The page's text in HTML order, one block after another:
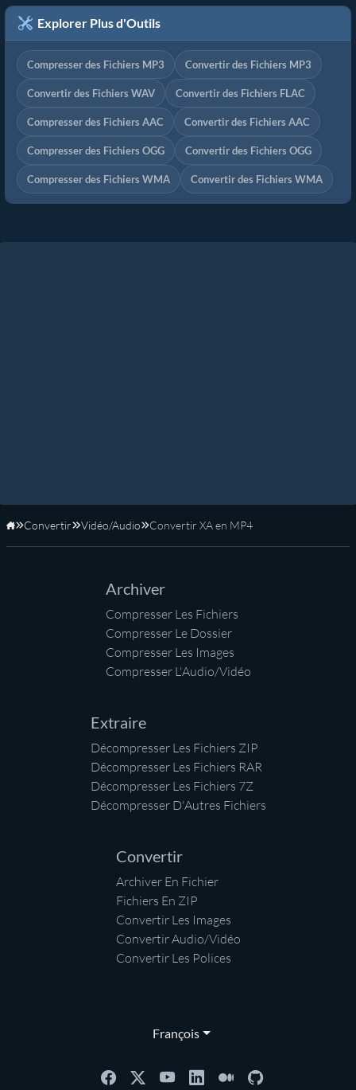
Explorer Plus d'Outils
Compresser des Fichiers MP3 Convertir des Fichiers MP3
Convertir des Fichiers WAV Convertir des Fichiers FLAC
Compresser des Fichiers AAC Convertir des Fichiers AAC
Compresser des Fichiers OGG Convertir des Fichiers OGG
Compresser des Fichiers WMA Convertir des Fichiers WMA
Accueil
Convertir Vidéo/Audio Convertir XA en MP4
Archiver
Compresser Les Fichiers
Compresser Le Dossier
Compresser Les Images
Compresser L'Audio/Vidéo
Extraire
Décompresser Les Fichiers ZIP
Décompresser Les Fichiers RAR
Décompresser Les Fichiers 7Z
Décompresser D'Autres Fichiers
Convertir
Archiver En Fichier
Fichiers En ZIP
Convertir Les Images
Convertir Audio/Vidéo
Convertir Les Polices
François